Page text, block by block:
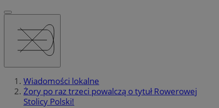
Wiadomości lokalne
Żory po raz trzeci powalczą o tytuł Rowerowej
Stolicy Polski!